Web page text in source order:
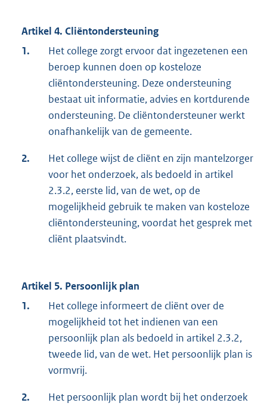
Artikel 4. Cliëntondersteuning
1.
Het college zorgt ervoor dat ingezetenen een
beroep kunnen doen op kosteloze
cliëntondersteuning. Deze ondersteuning
bestaat uit informatie, advies en kortdurende
ondersteuning. De cliëntondersteuner werkt
onafhankelijk van de gemeente.
2.
Het college wijst de cliënt en zijn mantelzorger
voor het onderzoek, als bedoeld in artikel
2.3.2, eerste lid, van de wet, op de
mogelijkheid gebruik te maken van kosteloze
cliëntondersteuning, voordat het gesprek met
cliënt plaatsvindt.
Artikel 5. Persoonlijk plan
1.
Het college informeert de cliënt over de
mogelijkheid tot het indienen van een
persoonlijk plan als bedoeld in artikel 2.3.2,
tweede lid, van de wet. Het persoonlijk plan is
vormvrij.
2.
Het persoonlijk plan wordt bij het onderzoek